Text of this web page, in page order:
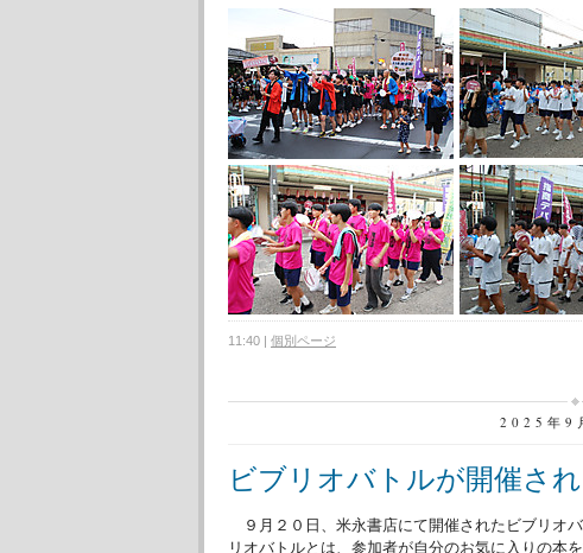
11:40 | 個別ページ
2025年9
ビブリオバトルが開催され
９月２０日、米永書店にて開催されたビブリオ
リオバトルとは、参加者が自分のお気に入りの本